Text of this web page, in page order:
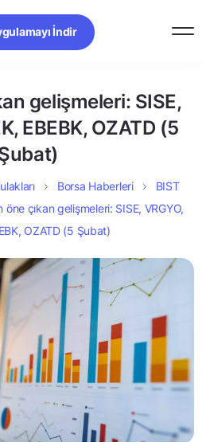
İndir
gelişmeleri: SISE,
EBEBK, OZATD (5
Borsa Haberleri
BIST
öne çıkan gelişmeleri: SISE, VRGYO,
OZATD (5 Şubat)